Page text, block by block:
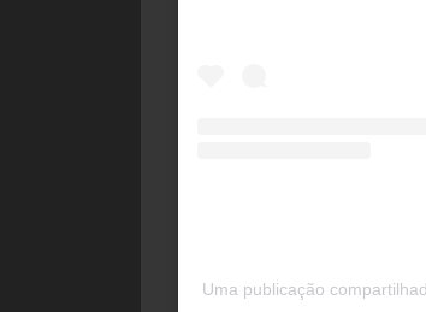
Uma publicação